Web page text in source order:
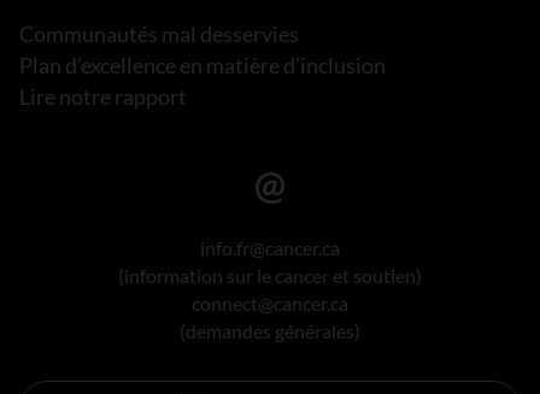
Communautés mal desservies
Plan d’excellence en matière d’inclusion
Lire notre rapport
info.fr@cancer.ca
(information sur le cancer et soutien)
connect@cancer.ca
(demandes générales)